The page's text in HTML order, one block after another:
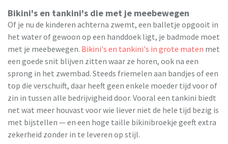
Bikini's en tankini's die met je meebewegen
Of je nu de kinderen achterna zwemt, een balletje opgooit in
het water of gewoon op een handdoek ligt, je badmode moet
met je meebewegen. Bikini's en tankini's in grote maten met
een goede snit blijven zitten waar ze horen, ook na een
sprong in het zwembad. Steeds friemelen aan bandjes of een
top die verschuift, daar heeft geen enkele moeder tijd voor of
zin in tussen alle bedrijvigheid door. Vooral een tankini biedt
net wat meer houvast voor wie liever niet de hele tijd bezig is
met bijstellen — en een hoge taille bikinibroekje geeft extra
zekerheid zonder in te leveren op stijl.